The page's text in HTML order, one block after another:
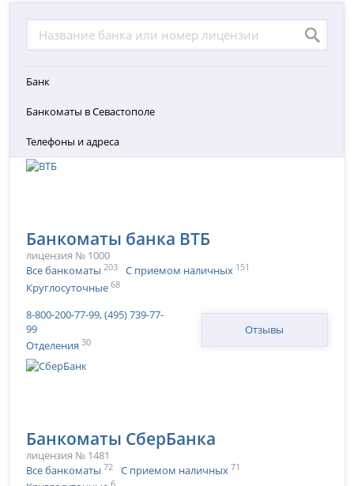
Банк
Банкоматы в Севастополе
Телефоны и адреса
Банкоматы банка ВТБ
лицензия № 1000
Все банкоматы 203 С приемом наличных 151
Круглосуточные 68
8-800-200-77-99, (495) 739-77-
99
Отделения 30
Отзывы
Банкоматы СберБанка
лицензия № 1481
Все банкоматы 72 С приемом наличных 71
6